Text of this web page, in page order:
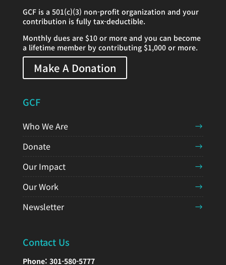
GCF is a 501(c)(3) non-profit organization and your
contribution is fully tax-deductible.
Monthly dues are $10 or more and you can become
a lifetime member by contributing $1,000 or more.
Make A Donation
GCF
Who We Are
Donate
Our Impact
Our Work
Newsletter
Contact Us
Phone: 301-580-5777